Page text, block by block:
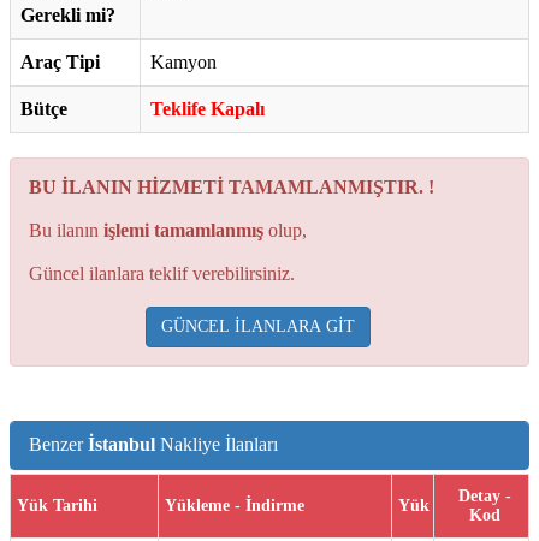
Gerekli mi?
Araç Tipi Kamyon
Bütçe Teklife Kapalı
BU İLANIN HİZMETİ TAMAMLANMIŞTIR. !
Bu ilanın işlemi tamamlanmış olup,
Güncel ilanlara teklif verebilirsiniz.
GÜNCEL İLANLARA GİT
Benzerİstanbul Nakliye İlanları
Yük Tarihi Yükleme - İndirme Yük
Detay -
Kod